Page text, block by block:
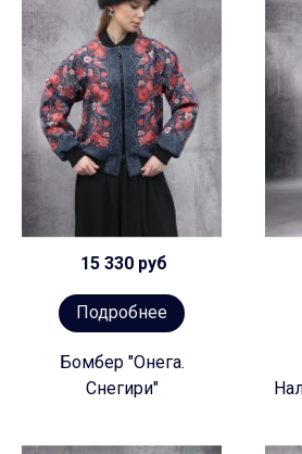
15 330 руб
Подробнее
Бомбер "Онега.
Снегири"